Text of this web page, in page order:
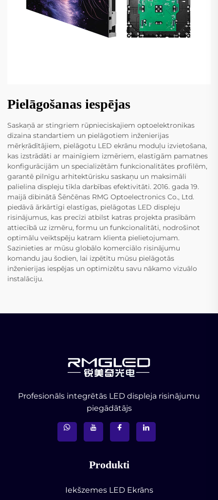
Pielāgošanas iespējas
Saskaņā ar stingriem rūpnieciskajiem optoelektronikas
dizaina standartiem un pielāgotiem inženierijas
mērķrādītājiem, pielāgotu LED ekrānu moduļu izvietošana,
kas izstrādāti ar mainīgiem izmēriem, elastīgām pamatnes
konfigurācijām un specializētām funkcionalitātes profilēm,
garantē pilnīgu arhitektūrisku saskaņu un maksimāli
palielina displeju tīkla darbības efektivitāti. 2016. gada 19.
maijā dibinātā Šēnčēnas RMG Optoelectronics Co., Ltd.
piedāvā ārkārtīgi elastīgas, pielāgotas LED displeju
risinājumus, kas precīzi atbilst katras projekta prasībām
attiecībā uz izmēru, formu un funkcionalitāti, nodrošinot
optimālu veiktspēju katram klienta pielietojumam.
Sazinieties ar mūsu globālo komerciālo risinājumu
komandu jau šodien, lai izpētītu mūsu pielāgotās
inženierijas iespējas un optimizētu savu nākamo vizuālo
instalāciju.
Profesionāls integrētās LED displeja risinājumu
piegādātājs
Produkti
Iekšzemes LED Ekrāns